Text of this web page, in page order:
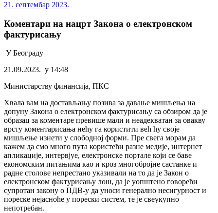
21. септембар 2023.
Коментари на нацрт Закона о електронском
фактурисању
У Београду
21.09.2023. у 14:48
Министарству финансија, ПКС
Хвала вам на достављању позива за давање мишљења на
допуну Закона о електронском фактурисању са обзиром да је
образац за коментаре превише мали и неадекватан за овакву
врсту коментарисања нећу га користити већ ћу своје
мишљење изнети у слободној форми. Пре свега морам да
кажем да смо много пута користећи разне медије, интернет
апликације, интервјуе, електронске портале који се баве
економским питањима као и кроз многобројне састанке и
радне столове непрестано указивали на то да је Закон о
електронском фактурисању лош, да је уопштено говорећи
супротан закону о ПДВ-у да уноси генерално несигурност и
пореске нејасноће у порески систем, те је свеукупно
непотребан.